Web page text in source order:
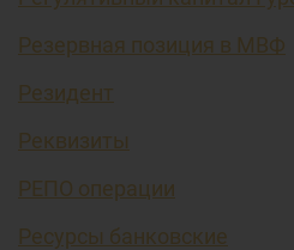
Резервная позиция в МВФ
Резидент
Реквизиты
РЕПО операции
Ресурсы банковские